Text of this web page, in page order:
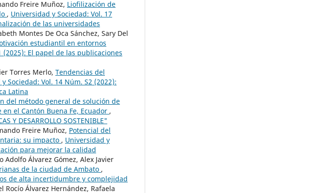
Freire Muñoz, Liofilización de
, Universidad y Sociedad: Vol. 17
de las universidades
Montes De Oca Sánchez, Sary Del
estudiantil en entornos
(2025): El papel de las publicaciones
Torres Merlo, Tendencias del
Sociedad: Vol. 14 Núm. S2 (2022):
Latina
del método general de solución de
el Cantón Buena Fe, Ecuador ,
Y DESARROLLO SOSTENIBLE"
Freire Muñoz, Potencial del
su impacto , Universidad y
para mejorar la calidad
Adolfo Álvarez Gómez, Alex Javier
de la ciudad de Ambato ,
de alta incertidumbre y complejidad
Rocío Álvarez Hernández, Rafaela